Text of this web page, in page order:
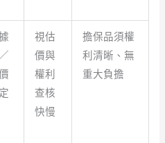
視估
價與
權利
查核
快慢
擔保品須權
利清晰、無
重大負擔